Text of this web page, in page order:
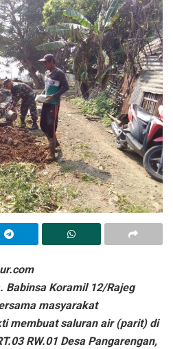
Babinsa Koramil 12/Rajeg
masyarakat
membuat saluran air (parit) di
RW.01 Desa Pangarengan,